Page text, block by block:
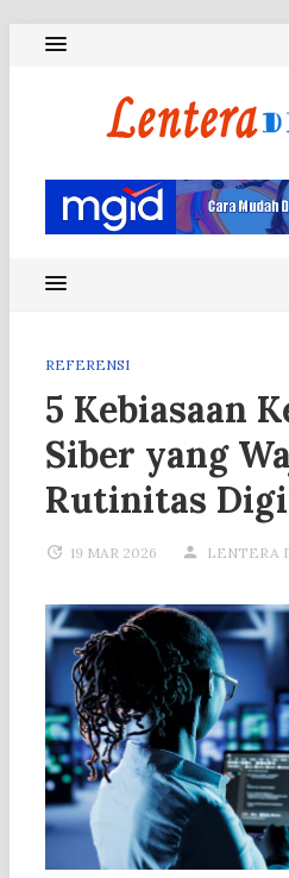
REFERENSI
5 Kebiasaan
Siber yang
Rutinitas
19 MAR 2026 LENTERA